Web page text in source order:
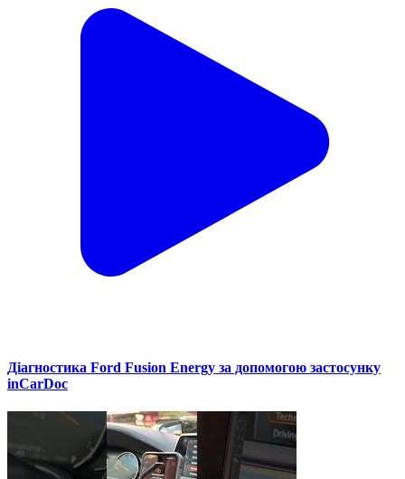
Діагностика Ford Fusion Energy за допомогою застосунку
inCarDoc